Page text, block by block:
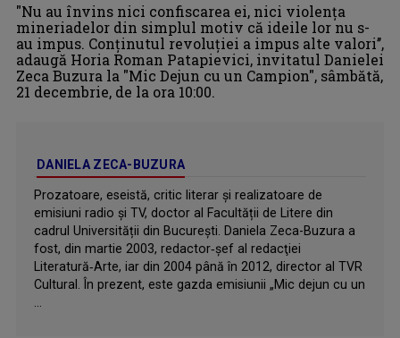
"Nu au învins nici confiscarea ei, nici violenţa
mineriadelor din simplul motiv că ideile lor nu s-
au impus. Conţinutul revoluţiei a impus alte valori’’,
adaugă Horia Roman Patapievici, invitatul Danielei
Zeca Buzura la "Mic Dejun cu un Campion", sâmbătă,
21 decembrie, de la ora 10:00.
DANIELA ZECA-BUZURA
Prozatoare, eseistă, critic literar și realizatoare de
emisiuni radio și TV, doctor al Facultății de Litere din
cadrul Universității din București. Daniela Zeca-Buzura a
fost, din martie 2003, redactor‑şef al redacţiei
Literatură‑Arte, iar din 2004 până în 2012, director al TVR
Cultural. În prezent, este gazda emisiunii „Mic dejun cu un